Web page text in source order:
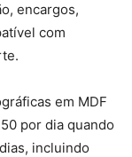
encargos,
com
em MDF
por dia quando
incluindo